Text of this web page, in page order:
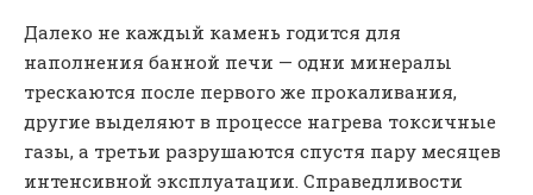
Далеко не каждый камень годится для
наполнения банной печи — одни минералы
трескаются после первого же прокаливания,
другие выделяют в процессе нагрева токсичные
газы, а третьи разрушаются спустя пару месяцев
интенсивной эксплуатации. Справедливости